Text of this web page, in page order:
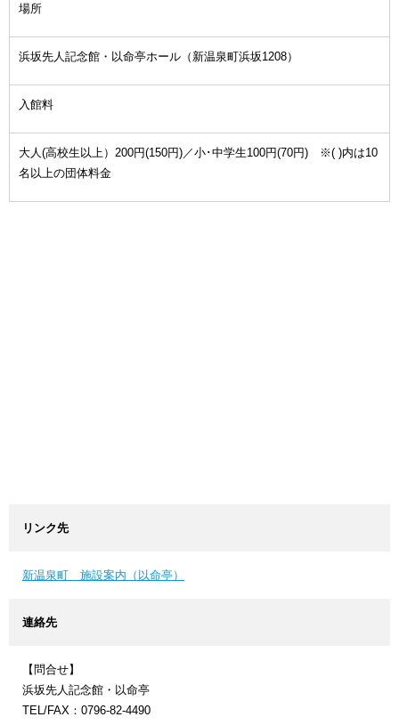
場所
浜坂先人記念館・以命亭ホール（新温泉町浜坂1208）
入館料
大人(高校生以上）200円(150円)／小･中学生100円(70円) ※( )内は10
名以上の団体料金
リンク先
新温泉町 施設案内（以命亭）
連絡先
【問合せ】
浜坂先人記念館・以命亭
TEL/FAX：0796-82-4490